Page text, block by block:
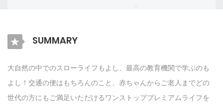
SUMMARY
大自然の中でのスローライフもよし、最高の教育機関で学ぶのも
よし！交通の便はもちろんのこと、赤ちゃんからご老人までどの
世代の方にもご満足いただけるワンストッププレミアムライフを